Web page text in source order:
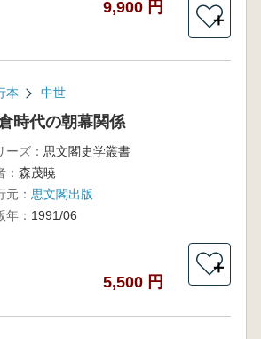
9,900 円
＋
本 中世
時代の朝幕関係
ーズ： 思文閣史学叢書
： 森茂暁
元： 思文閣出版
年： 1991/06
5,500 円
＋